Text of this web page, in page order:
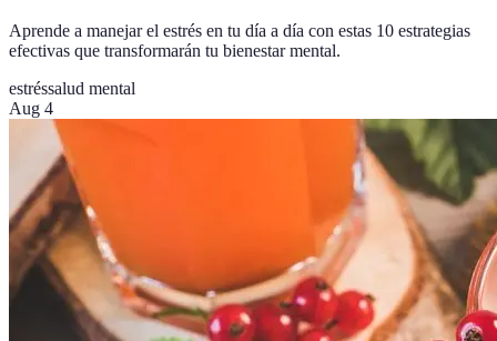
Aprende a manejar el estrés en tu día a día con estas 10 estrategias
efectivas que transformarán tu bienestar mental.
estréssalud mental
Aug 4